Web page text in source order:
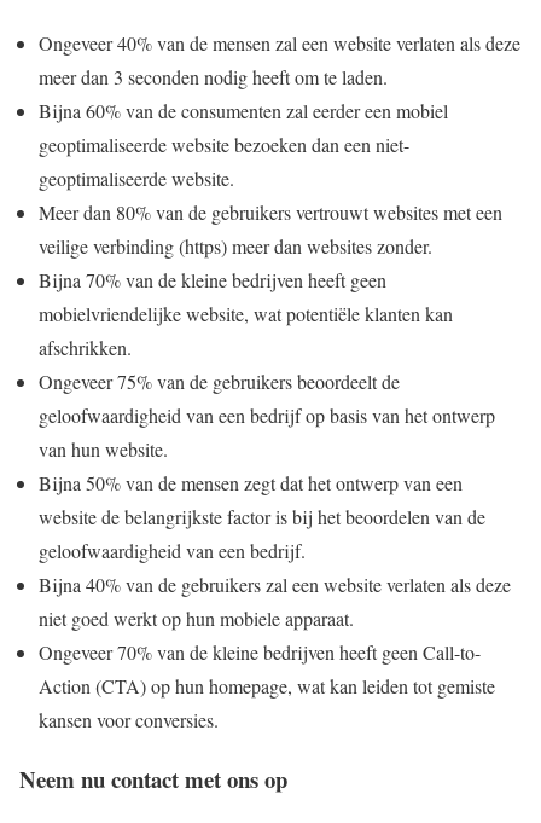
Ongeveer 40% van de mensen zal een website verlaten als deze
meer dan 3 seconden nodig heeft om te laden.
Bijna 60% van de consumenten zal eerder een mobiel
geoptimaliseerde website bezoeken dan een niet-
geoptimaliseerde website.
Meer dan 80% van de gebruikers vertrouwt websites met een
veilige verbinding (https) meer dan websites zonder.
Bijna 70% van de kleine bedrijven heeft geen
mobielvriendelijke website, wat potentiële klanten kan
afschrikken.
Ongeveer 75% van de gebruikers beoordeelt de
geloofwaardigheid van een bedrijf op basis van het ontwerp
van hun website.
Bijna 50% van de mensen zegt dat het ontwerp van een
website de belangrijkste factor is bij het beoordelen van de
geloofwaardigheid van een bedrijf.
Bijna 40% van de gebruikers zal een website verlaten als deze
niet goed werkt op hun mobiele apparaat.
Ongeveer 70% van de kleine bedrijven heeft geen Call-to-
Action (CTA) op hun homepage, wat kan leiden tot gemiste
kansen voor conversies.
Neem nu contact met ons op